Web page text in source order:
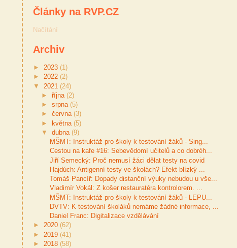
Články na RVP.CZ
Načítání
Archiv
►2023 (1)
►2022 (2)
▼ 2021 (24)
► října (2)
► srpna (5)
► června (3)
► května (5)
▼ dubna (9)
MŠMT: Instruktáž pro školy k testování žáků - Sing...
Cestou na kafe #16: Sebevědomí učitelů a co dobréh...
Jiří Semecký: Proč nemusí žáci dělat testy na covid
Hajdúch: Antigenní testy ve školách? Efekt blízký ...
Tomáš Pancíř: Dopady distanční výuky nebudou u vše...
Vladimír Vokál: Z košer restauratéra kontrolorem. ...
MŠMT: Instruktáž pro školy k testování žáků - LEPU...
DVTV: K testování školáků nemáme žádné informace, ...
Daniel Franc: Digitalizace vzdělávání
►2020 (62)
► 2019 (41)
► 2018 (58)